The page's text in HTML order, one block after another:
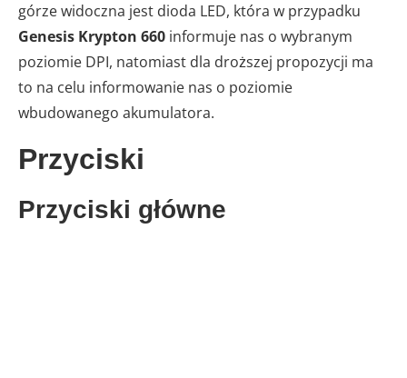
górze widoczna jest dioda LED, która w przypadku
Genesis Krypton 660 informuje nas o wybranym
poziomie DPI, natomiast dla droższej propozycji ma
to na celu informowanie nas o poziomie
wbudowanego akumulatora.
Przyciski
Przyciski główne